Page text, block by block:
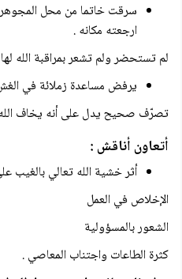
سرقت خاتما من محل
ارجعته مكانه .
لم تستحضر ولم تشعر بمراقبة الله
يرفض مساعدة زملائة في الغش
تصرّف صحيح يدل على أنه يخاف
أتعاون أناقش :
أثر خشية الله تعالي بالغيب
الإخلاص في العمل
الشعور بالمسؤولية
كثرة الطاعات واجتناب المعاصي .